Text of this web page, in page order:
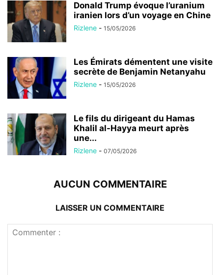
Donald Trump évoque l’uranium
iranien lors d’un voyage en Chine
Rizlene - 15/05/2026
Les Émirats démentent une visite
secrète de Benjamin Netanyahu
Rizlene - 15/05/2026
Le fils du dirigeant du Hamas
Khalil al-Hayya meurt après
une...
Rizlene - 07/05/2026
AUCUN COMMENTAIRE
LAISSER UN COMMENTAIRE